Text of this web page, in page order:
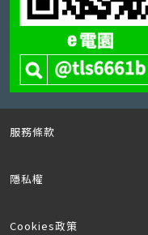
服務條款
隱私權
Cookies政策